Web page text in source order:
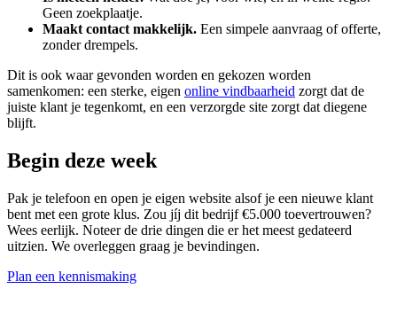
Geen zoekplaatje.
Maakt contact makkelijk. Een simpele aanvraag of offerte,
zonder drempels.
Dit is ook waar gevonden worden en gekozen worden
samenkomen: een sterke, eigen online vindbaarheid zorgt dat de
juiste klant je tegenkomt, en een verzorgde site zorgt dat diegene
blijft.
Begin deze week
Pak je telefoon en open je eigen website alsof je een nieuwe klant
bent met een grote klus. Zou jíj dit bedrijf €5.000 toevertrouwen?
Wees eerlijk. Noteer de drie dingen die er het meest gedateerd
uitzien. We overleggen graag je bevindingen.
Plan een kennismaking